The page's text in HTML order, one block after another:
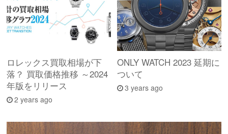
ロレックス買取相場が下
落？ 買取価格推移 ～2024
年版をリリース
2 years ago
ONLY WATCH 2023 延期に
ついて
3 years ago